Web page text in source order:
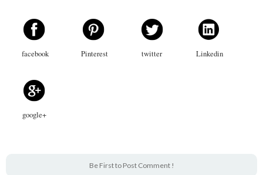
facebook Pinterest twitter Linkedin
google+
Be First to Post Comment !